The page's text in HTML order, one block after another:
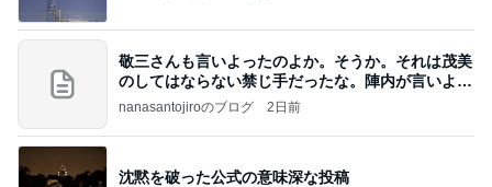
敬三さんも言いよったのよか。そうか。それは茂美
のしてはならない禁じ手だったな。陣内が言いよる
のよ
nanasantojiroのブログ 2日前
沈黙を破った公式の意味深な投稿